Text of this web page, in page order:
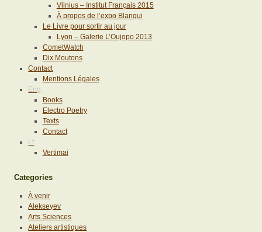
Vilnius – Institut Français 2015
À propos de l’expo Blanqui
Le Livre pour sortir au jour
Lyon – Galerie L’Oujopo 2013
CometWatch
Dix Moutons
Contact
Mentions Légales
Eng
Books
Electro Poetry
Texts
Contact
Lt
Vertimai
Categories
À venir
Alekseyev
Arts Sciences
Ateliers artistiques